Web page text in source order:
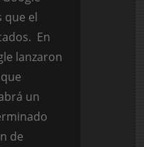
que el
En
lanzaron
un
de